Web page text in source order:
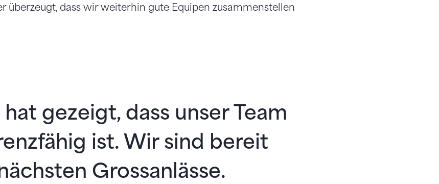
überzeugt, dass wir weiterhin gute Equipen zusammenstellen
hat gezeigt, dass unser Team
ist. Wir sind bereit
Grossanlässe.